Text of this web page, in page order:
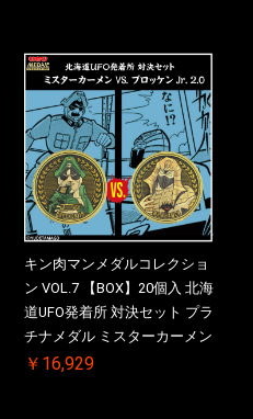
一斉出荷予定
キン肉マンメダルコレクショ
ン VOL.7 【BOX】20個入 北海
道UFO発着所 対決セット プラ
チナメダル ミスターカーメン
VS. ブロッケン Jr. 2.0 ケース
￥16,929